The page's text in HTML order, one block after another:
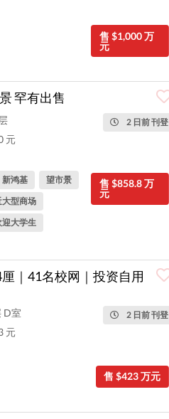
售 $1,000 万
元
罕有出售
2 日前 刊登
元
售 $858.8 万
元
新鸿基
望市景
大型商场
迎大学生
｜41名校网｜投资自用
2 日前 刊登
D室
元
售 $423 万元